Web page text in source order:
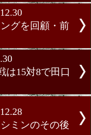
クシングを回顧
クシングを回顧